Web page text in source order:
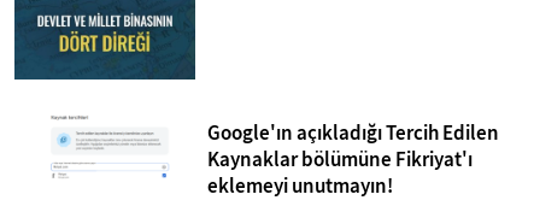
Google'ın açıkladığı Tercih Edilen
Kaynaklar bölümüne Fikriyat'ı
eklemeyi unutmayın!